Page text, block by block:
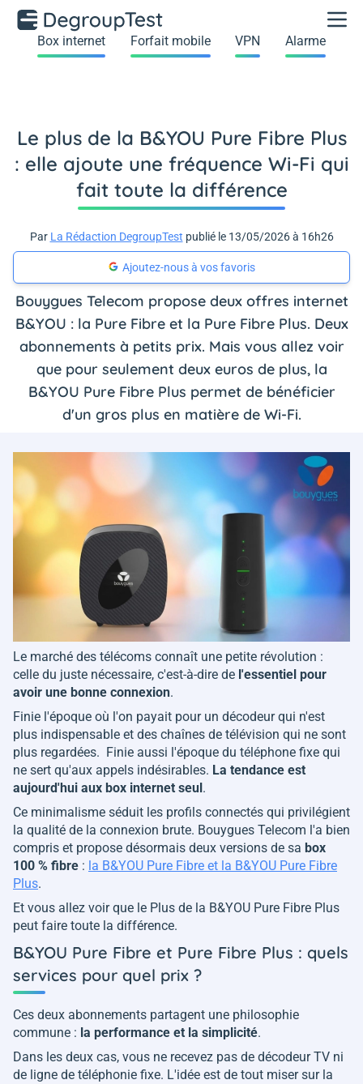
Box internet Forfait mobile VPN Alarme
Le plus de la B&YOU Pure Fibre Plus
: elle ajoute une fréquence Wi-Fi qui
fait toute la différence
Par La Rédaction DegroupTest publié le 13/05/2026 à 16h26
Ajoutez-nous à vos favoris
Bouygues Telecom propose deux offres internet
B&YOU : la Pure Fibre et la Pure Fibre Plus. Deux
abonnements à petits prix. Mais vous allez voir
que pour seulement deux euros de plus, la
B&YOU Pure Fibre Plus permet de bénéficier
d'un gros plus en matière de Wi-Fi.
Le marché des télécoms connaît une petite révolution :
celle du juste nécessaire, c'est-à-dire de l'essentiel pour
avoir une bonne connexion.
Finie l'époque où l'on payait pour un décodeur qui n'est
plus indispensable et des chaînes de télévision qui ne sont
plus regardées. Finie aussi l'époque du téléphone fixe qui
ne sert qu'aux appels indésirables. La tendance est
aujourd'hui aux box internet seul.
Ce minimalisme séduit les profils connectés qui privilégient
la qualité de la connexion brute. Bouygues Telecom l'a bien
compris et propose désormais deux versions de sa box
100 % fibre : la B&YOU Pure Fibre et la B&YOU Pure Fibre
Plus.
Et vous allez voir que le Plus de la B&YOU Pure Fibre Plus
peut faire toute la différence.
B&YOU Pure Fibre et Pure Fibre Plus : quels
services pour quel prix ?
Ces deux abonnements partagent une philosophie
commune : la performance et la simplicité.
Dans les deux cas, vous ne recevez pas de décodeur TV ni
de ligne de téléphonie fixe. L'idée est de tout miser sur la